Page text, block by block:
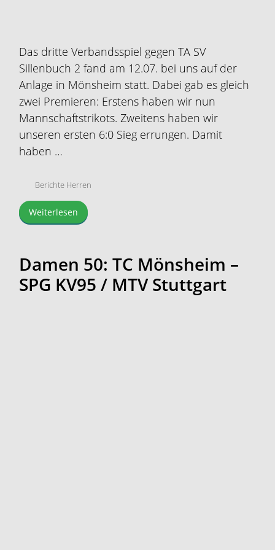
Das dritte Verbandsspiel gegen TA SV
Sillenbuch 2 fand am 12.07. bei uns auf der
Anlage in Mönsheim statt. Dabei gab es gleich
zwei Premieren: Erstens haben wir nun
Mannschaftstrikots. Zweitens haben wir
unseren ersten 6:0 Sieg errungen. Damit
haben …
Berichte Herren
Weiterlesen
Damen 50: TC Mönsheim –
SPG KV95 / MTV Stuttgart